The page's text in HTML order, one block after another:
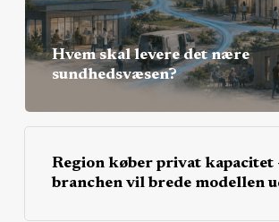
Hvem skal levere det nære
sundhedsvæsen?
Region køber privat kapacitet
branchen vil brede modellen